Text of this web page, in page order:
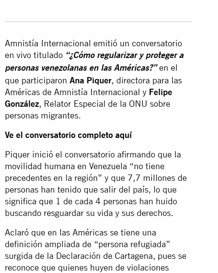
Amnistía Internacional emitió un conversatorio
en vivo titulado “¿Cómo regularizar y proteger a
personas venezolanas en las Américas?”en el
que participaron Ana Piquer, directora para las
Américas de Amnistía Internacional y Felipe
González, Relator Especial de la ONU sobre
personas migrantes.
Ve el conversatorio completo aquí
Piquer inició el conversatorio afirmando que la
movilidad humana en Venezuela “no tiene
precedentes en la región” y que 7,7 millones de
personas han tenido que salir del país, lo que
significa que 1 de cada 4 personas han huido
buscando resguardar su vida y sus derechos.
Aclaró que en las Américas se tiene una
definición ampliada de “persona refugiada”
surgida de la Declaración de Cartagena, pues se
reconoce que quienes huyen de violaciones